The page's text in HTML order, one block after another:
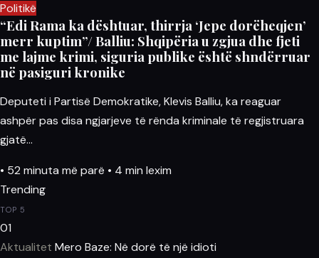
Politikë
“Edi Rama ka dështuar, thirrja ‘Jepe dorëheqjen’
merr kuptim”/ Balliu: Shqipëria u zgjua dhe fjeti
me lajme krimi, siguria publike është shndërruar
në pasiguri kronike
Deputeti i Partisë Demokratike, Klevis Balliu, ka reaguar
ashpër pas disa ngjarjeve të rënda kriminale të regjistruara
gjatë…
• 52 minuta më parë • 4 min lexim
Trending
TOP 5
01
Aktualitet Mero Baze: Në dorë të një idioti